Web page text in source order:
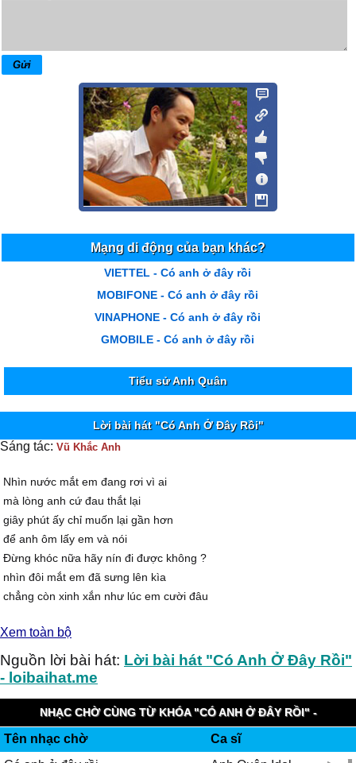
Mạng di động của bạn khác?
VIETTEL - Có anh ở đây rồi
MOBIFONE - Có anh ở đây rồi
VINAPHONE - Có anh ở đây rồi
GMOBILE - Có anh ở đây rồi
Tiểu sử Anh Quân
Lời bài hát "Có Anh Ở Đây Rồi"
Sáng tác: Vũ Khắc Anh
Nhìn nước mắt em đang rơi vì ai
mà lòng anh cứ đau thắt lại
giây phút ấy chỉ muốn lại gần hơn
để anh ôm lấy em và nói
Đừng khóc nữa hãy nín đi được không ?
nhìn đôi mắt em đã sưng lên kìa
chẳng còn xinh xắn như lúc em cười đâu
DK
Mọi chuyện buồn cũng sẽ qua thôi vì có anh ở đây rồi
tựa vào vai anh đi em sẽ thấy bình yên
bởi vì đằng sau luôn có anh nhìn theo
Hãy cầm chặt tay anh, anh sẽ dắt em đi qua nỗi đau này
và dìu em bước trên con đường dài phía trước
Xem toàn bộ
Nguồn lời bài hát: Lời bài hát "Có Anh Ở Đây Rồi"
- loibaihat.me
NHẠC CHỜ CÙNG TỪ KHÓA "CÓ ANH Ở ĐÂY RỒI" -
VIETNAMOBILE HAPPYRING
Tên nhạc chờ
Ca sĩ